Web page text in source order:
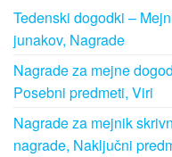
Tedenski dogodki –
junakov, Nagrade
Nagrade za mejne
Posebni predmeti, Viri
Nagrade za mejnik
nagrade, Naključni